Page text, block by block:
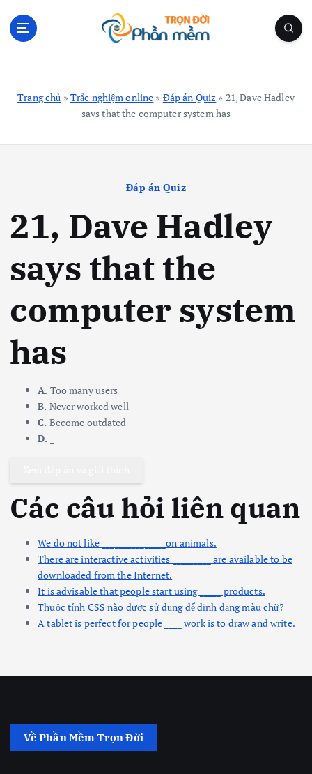
Trang chủ » Trắc nghiệm online » Đáp án Quiz » 21, Dave Hadley
says that the computer system has
Đáp án Quiz
21, Dave Hadley
says that the
computer system
has
A. Too many users
B. Never worked well
C. Become outdated
D.
Các câu hỏi liên quan
We do not like _______________on animals.
There are interactive activities _________ are available to be
downloaded from the Internet.
It is advisable that people start using _____ products.
Thuộc tính CSS nào được sử dụng để định dạng màu chữ?
A tablet is perfect for people ____ work is to draw and write.
Về Phần Mềm Trọn Đời